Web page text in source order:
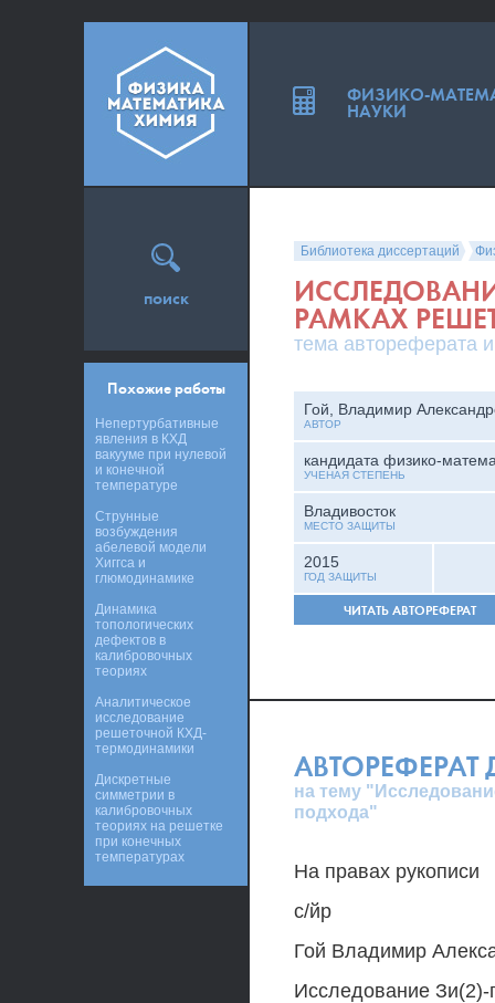
Библиотека диссертаций
РАМКАХ
тема автореферата
Гой, Владимир
АВТОР
кандидата физико-
УЧЕНАЯ СТЕПЕНЬ
Владивосток
МЕСТО ЗАЩИТЫ
2015
ГОД ЗАЩИТЫ
ЧИТАТЬ АВТОРЕФЕРАТ
АВТОРЕФЕРАТ
на тему
подхода"
На правах рукописи
с/йр
Гой Владимир
Исследование
поиск
Похожие работы
Непертурбативные
явления в КХД
вакууме при нулевой
и конечной
температуре
Струнные
возбуждения
абелевой модели
Хиггса и
глюмодинамике
Динамика
топологических
дефектов в
калибровочных
теориях
Аналитическое
исследование
решеточной КХД-
термодинамики
Дискретные
симметрии в
калибровочных
теориях на решетке
при конечных
температурах
ФИЗИКО-
НАУКИ